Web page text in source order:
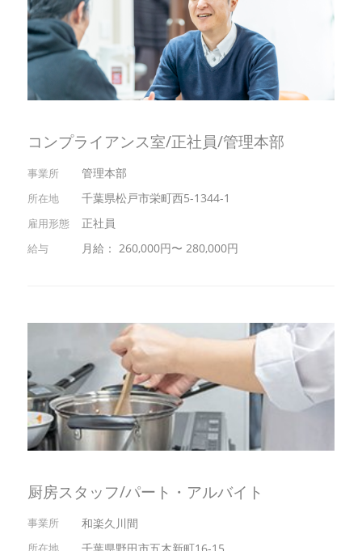
コンプライアンス室/正社員/管理本部
管理本部
千葉県松戸市栄町西5-1344-1
正社員
月給： 260,000円〜 280,000円
厨房スタッフ/パート・アルバイト
和楽久川間
千葉県野田市五木新町16-15